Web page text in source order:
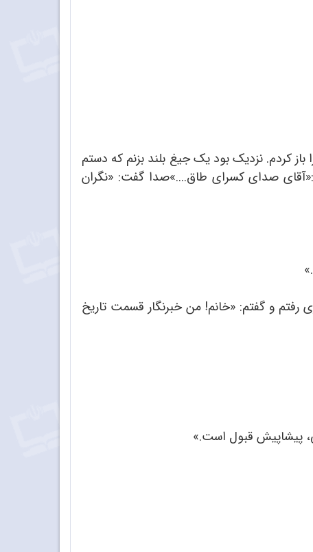
کردم. نزدیک بود یک جیغ بلند بزنم که دستم
صدای کسرای طاق....»صدا گفت: «نگران
و گفتم: «خانم! من خبرنگار قسمت تاریخ
پیشاپیش قبول است.»